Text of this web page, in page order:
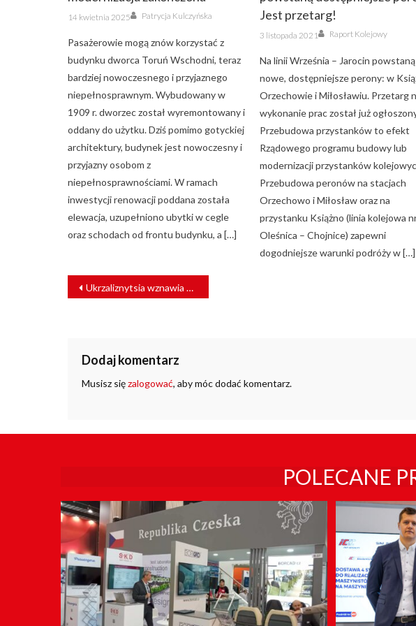
Posted
on
14 kwietnia 2025 Author
Patrycja Kulczyńska
Pasażerowie mogą znów korzystać z
budynku dworca Toruń Wschodni, teraz
bardziej nowoczesnego i przyjaznego
niepełnosprawnym. Wybudowany w
1909 r. dworzec został wyremontowany i
oddany do użytku. Dziś pomimo gotyckiej
architektury, budynek jest nowoczesny i
przyjazny osobom z
niepełnosprawnościami. W ramach
inwestycji renowacji poddana została
elewacja, uzupełniono ubytki w cegle
oraz schodach od frontu budynku, a […]
Jest przetarg!
Posted
on
3 listopada 2021 Author
Raport Kolejowy
Na linii Września – Jarocin powstaną
nowe, dostępniejsze perony: w
Orzechowie i Miłosławiu. Przetarg
wykonanie prac został już
Przebudowa przystanków to efekt
Rządowego programu budowy lub
modernizacji przystanków
Przebudowa peronów na stacjach
Orzechowo i Miłosław oraz na
przystanku Książno (linia kolejowa
Oleśnica – Chojnice) zapewni
dogodniejsze warunki podróży w […]
NAWIGACJA
WPISU
Ukrzaliznytsia wznawia połączenia ze Słowacją. Kiedy z Polską?
Dodaj komentarz
Musisz sięzalogować, aby móc dodać komentarz.
POLECANE